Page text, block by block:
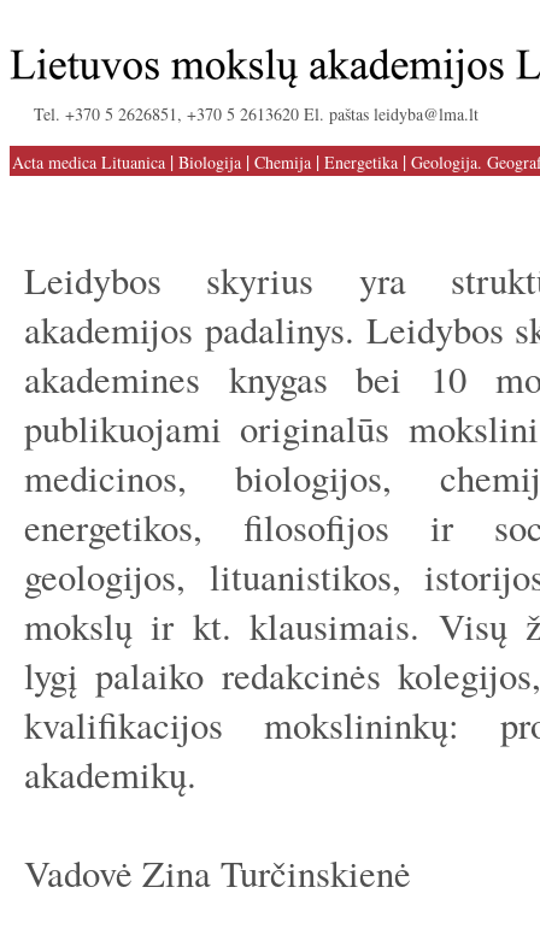
Tel. +370 5 2626851, +370 5 2613620 El. paštas leidyba@lma.lt
Acta medica Lituanica | Biologija | Chemija | Energetika | Geologija.
Leidybos skyrius yra
akademijos padalinys. Leidybos
akademines knygas bei 10
publikuojami originalūs
medicinos, biologijos,
energetikos, filosofijos ir
geologijos, lituanistikos,
mokslų ir kt. klausimais. Visų
lygį palaiko redakcinės
kvalifikacijos mokslininkų:
akademikų.
Vadovė Zina Turčinskienė